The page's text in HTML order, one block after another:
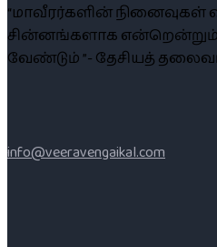
“மாவீரர்களின் நினைவுகள்
சின்னங்களாக என்றென்றும்
வேண்டும் ”- தேசியத்
info@veeravengaikal.com